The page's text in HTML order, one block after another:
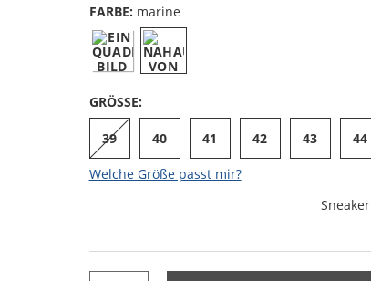
FARBE: marine
GRÖSSE:
39 40 41 42 43 44
Welche Größe passt mir?
Sneaker